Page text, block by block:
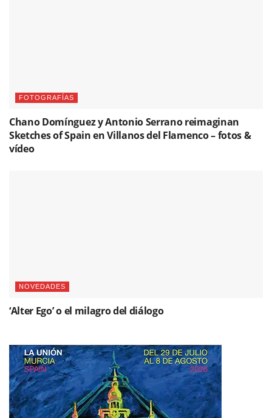
FOTOGRAFÍAS
Chano Domínguez y Antonio Serrano reimaginan
Sketches of Spain en Villanos del Flamenco – fotos &
vídeo
NOVEDADES
‘Alter Ego’ o el milagro del diálogo